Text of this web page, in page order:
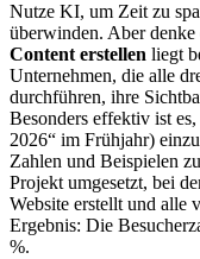
Nutze KI, um Zeit zu
überwinden. Aber
Content erstellen liegt
Unternehmen, die alle
durchführen, ihre
Besonders effektiv ist
2026“ im Frühjahr)
Zahlen und Beispielen
Projekt umgesetzt, bei
Website erstellt und alle
Ergebnis: Die
%.